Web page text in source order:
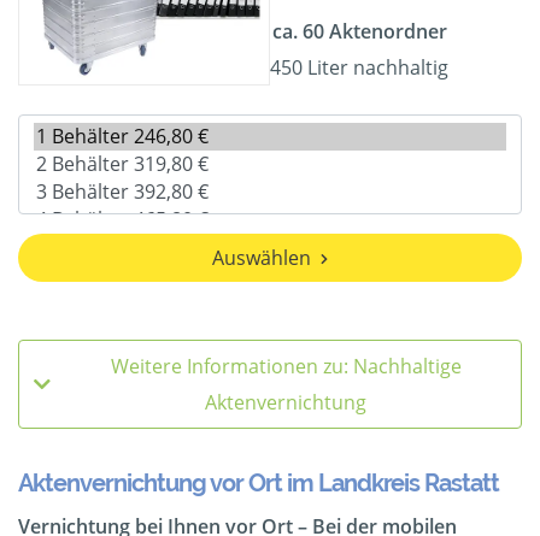
ca. 60 Aktenordner
450 Liter nachhaltig
Auswählen
Weitere Informationen zu: Nachhaltige
Aktenvernichtung
Aktenvernichtung vor Ort im Landkreis Rastatt
Vernichtung bei Ihnen vor Ort – Bei der mobilen